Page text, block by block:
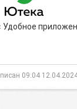
Удобное
09:04